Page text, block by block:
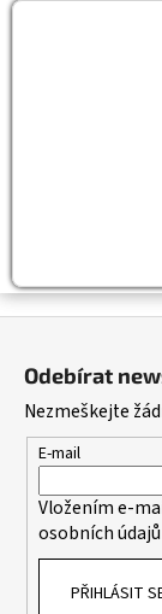
Odebírat
Nezmeškejte
E-mail
Vložením e-
osobních údajů
PŘIHLÁSIT